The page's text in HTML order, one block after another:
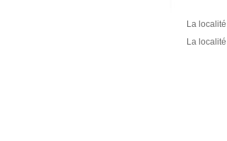
La localité
La localité